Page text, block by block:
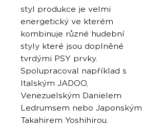
styl produkce je velmi
energetický ve kterém
kombinuje různé hudební
styly které jsou doplněné
tvrdými PSY prvky.
Spolupracoval například s
Italským JADOO,
Venezuelským Danielem
Ledrumsem nebo Japonským
Takahirem Yoshihirou.